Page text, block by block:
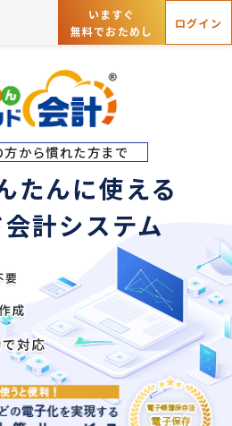
いますぐ
無料でおためし
ログイン
から慣れた方まで
たんに使える
計システム